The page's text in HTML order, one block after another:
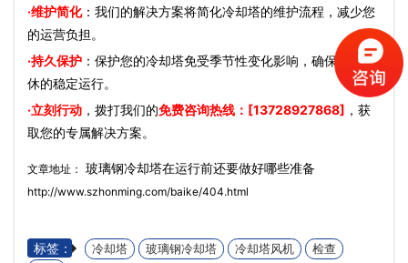
·维护简化：我们的解决方案将简化冷却塔的维护流程，减少您
的运营负担。
·持久保护 ：保护您的冷却塔免受季节性变化影响，确保全年无
休的稳定运行。
·立刻行动 ，拨打我们的免费咨询热线：[13728927868] ，获
取您的专属解决方案。
文章地址： 玻璃钢冷却塔在运行前还要做好哪些准备
http://www.szhonming.com/baike/404.html
标签： 冷却塔 玻璃钢冷却塔 冷却塔风机
检查